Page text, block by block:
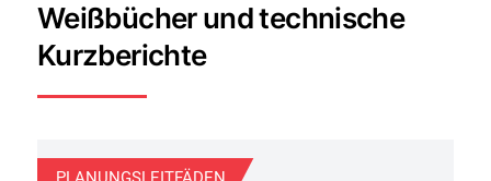
Weißbücher und technische
Kurzberichte